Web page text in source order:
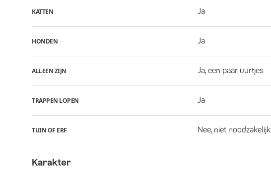
KATTEN Ja
HONDEN Ja
ALLEEN ZIJN Ja, een paar uurtjes
TRAPPEN LOPEN Ja
TUIN OF ERF Nee, niet noodzakelijk
Karakter